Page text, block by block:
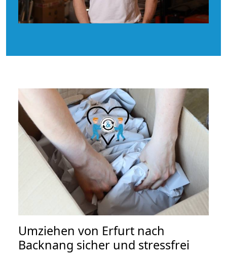
Umziehen von Erfurt nach
Backnang sicher und stressfrei